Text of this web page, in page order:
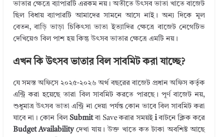
ভাতার ক্ষেত্রে ব্যাপারটি এরকম নয়। অতীতে উৎসব ভাতা খাতে বাজেট
ছিল বিধায় ব্যাপারটি আমাদের সামনে আসে নাই। অন্য দিকে মূল
বেতন, বাড়ি ভাড়া চিকিৎসা ভাতা ইত্যাদির ক্ষেত্রে বাজেট নেগেটিভ
দেখিয়েও বিল পাশ হয় কিন্তু উৎসব ভাতার ক্ষেত্রে এমটি নয়।
এখন কি উৎসব ভাতার বিল সাবমিট করা যাচ্ছে?
যে সমস্ত অফিসে ২০২৫-২০২৬ অর্থ বছরের বাজেট প্রধান অফিস কর্তৃক
এন্ট্রি করা হয়েছে তারা বিল সাবমিট করতে পারছে। পূর্ণ বাজেট নয়,
শুধুমাত্র উৎসব ভাতা এন্ট্রি না দেয়া পর্যন্ত কোন ভাবে বিল সাবমিট করা
যাবে না। কোন বিলSubmitবা Save করার সময়ইiবাটনে ক্লিক করে
Budget Availabilityদেখা যায়। উক্ত খাতে কত টাকা অবশিষ্ট আছে